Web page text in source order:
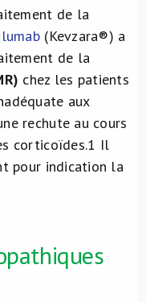
de la
(Kevzara®) a
de la
chez les patients
aux
rechute au cours
corticoïdes.1 Il
pour indication la